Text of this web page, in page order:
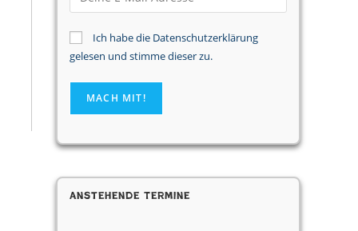
Ich habe die Datenschutzerklärung
gelesen und stimme dieser zu.
Anstehende Termine